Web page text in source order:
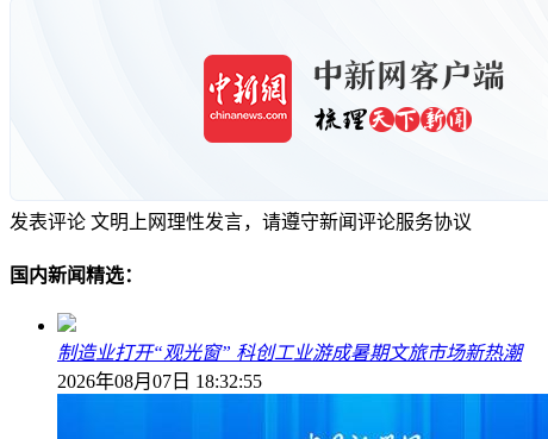
发表评论 文明上网理性发言，请遵守新闻评论服务协议
国内新闻精选：
制造业打开“观光窗” 科创工业游成暑期文旅市场新热潮
2026年08月07日 18:32:55